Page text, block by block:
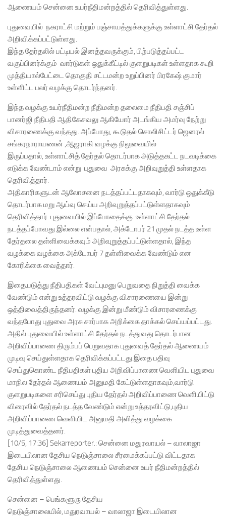
ஆணையம் சென்னை உயர்நீதிமன்றத்தில் தெரிவித்துள்ளது.
புதுவையில் நகராட்சி மற்றும் பஞ்சாயத்துக்களுக்கு உள்ளாட்சி தேர்தல்
அறிவிக்கப்பட்டுள்ளது.
இந்த தேர்தலில் பட்டியல் இனத்தவருக்கும், பிற்படுத்தப்பட்ட
வகுப்பினர்க்கும் வார்டுகள் ஒதுக்கீட்டில் குளறுபடிகள் உள்ளதாக கூறி
முத்தியால்பேட்டை தொகுதி சட்டமன்ற உறுப்பினர் பிரகேஷ் குமார்
உள்ளிட்ட பலர் வழக்கு தொடர்ந்தனர்.
இந்த வழக்கு உயர்நீதிமன்ற நீதிமன்ற தலைமை நீதிபதி சஞ்சிப்
பானர்ஜி நீதிபதி ஆதிகேசவலு ஆகியோர் அடங்கிய அமர்வு நேற்று
விசாரணைக்கு வந்தது. அப்போது, கூடுதல் சொலிசிட்டர் ஜெனரல்
சங்கரநாராயணன் ,ஆஜராகி வழக்கு நிலுவையில்
இருப்பதால், உள்ளாட்சித் தேர்தல் தொடர்பாக அடுத்தகட்ட நடவடிக்கை
எடுக்க வேண்டாம் என்று புதுவை அரசுக்கு அறிவுறுத்தி உள்ளதாக
தெரிவித்தார்.
அதிகாரிகளுடன் ஆலோசனை நடத்தப்பட்டதாகவும், வார்டு ஒதுக்கீடு
தொடர்பாக மறு ஆய்வு செய்ய அறிவுறுத்தப்பட்டுள்ளதாகவும்
தெரிவித்தார். புதுவையில் இப்போதைக்கு உள்ளாட்சி தேர்தல்
நடத்தப்போவது இல்லை என்பதால், அக்டோபர் 21 முதல் நடத்த உள்ள
தேர்தலை தள்ளிவைக்கவும் அறிவுறுத்தப்பட்டுள்ளதால், இந்த
வழக்கை வழக்கை அக்டோபர் 7 தள்ளிவைக்க வேண்டும் என
கோரிக்கை வைத்தார்.
இதையடுத்து நீதிபதிகள் வேட்புமனு பெறுவதை நிறுத்தி வைக்க
வேண்டும் என்று உத்தரவிட்டு வழக்கு விசாரணையை இன்று
ஒத்திவைத்திருந்தனர். வழக்கு இன்று மீண்டும் விசாரணைக்கு
வந்தபோது புதுவை அரசு சார்பாக அறிக்கை தாக்கல் செய்யப்பட்டது.
அதில் புதுவையில் உள்ளாட்சி தேர்தல் நடத்துவது தொடர்பான
அறிவிப்பாணை திரும்பப் பெறுவதாக புதுவைத் தேர்தல் ஆணையம்
முடிவு செய்துள்ளதாக தெரிவிக்கப்பட்டது.இதை பதிவு
செய்துகொண்ட நீதிபதிகள் புதிய அறிவிப்பாணை வெளியிட புதுவை
மாநில தேர்தல் ஆணையம் அனுமதி கேட்டுள்ளதாகவும்,வார்டு
குளறுபடிகளை சரிசெய்து புதிய தேர்தல் அறிவிப்பாணை வெளியிட்டு
விரைவில் தேர்தல் நடத்த வேண்டும் என்று உத்தரவிட்டு,புதிய
அறிவிப்பாணை வெளியிட அனுமதி அளித்து வழக்கை
முடித்துவைத்தனர்.
[10/5, 17:36] Sekarreporter.: சென்னை மதுரவாயல் – வாலாஜா
இடையிலான தேசிய நெடுஞ்சாலை சீரமைக்கப்பட்டு விட்டதாக
தேசிய நெடுஞ்சாலை ஆணையம் சென்னை உயர் நீதிமன்றத்தில்
தெரிவித்துள்ளது.
சென்னை – பெங்களூரு தேசிய
நெடுஞ்சாலையில், மதுரவாயல் – வாலாஜா இடையிலான